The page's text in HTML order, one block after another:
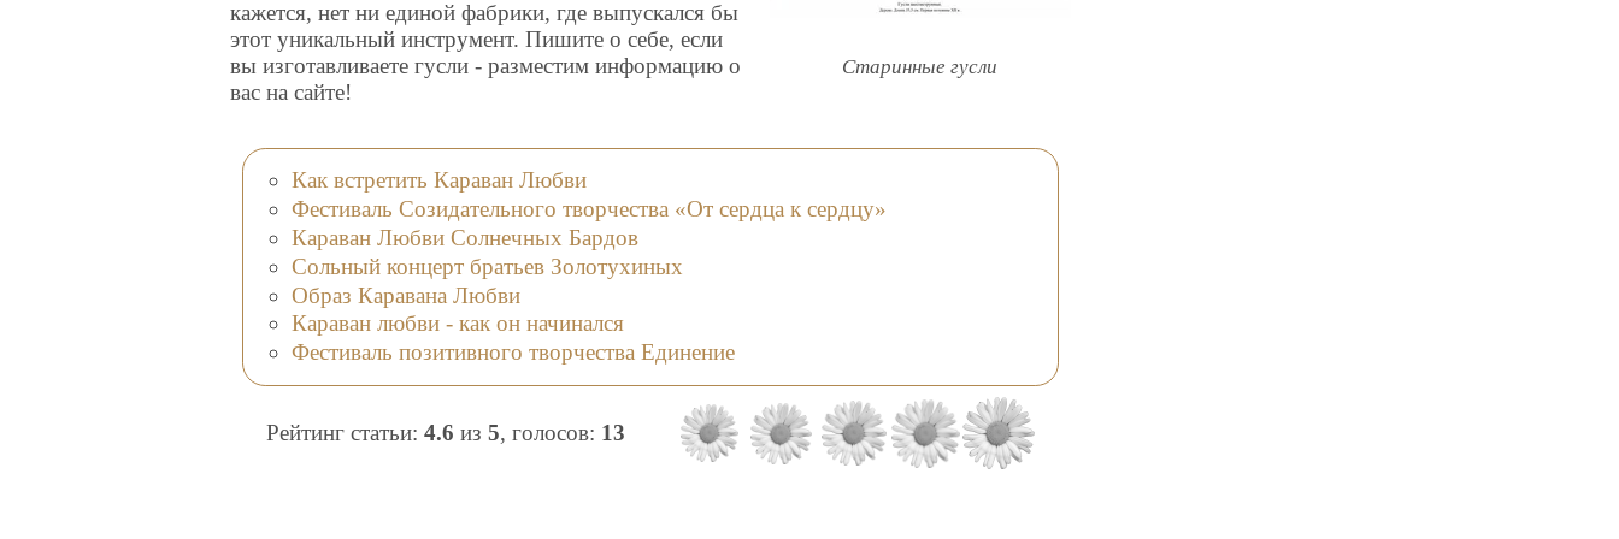
Старинные гусли
кажется, нет ни единой фабрики, где выпускался бы
этот уникальный инструмент. Пишите о себе, если
вы изготавливаете гусли - разместим информацию о
вас на сайте!
Как встретить Караван Любви
Фестиваль Созидательного творчества «От сердца к сердцу»
Караван Любви Солнечных Бардов
Cольный концерт братьев Золотухиных
Образ Каравана Любви
Караван любви - как он начинался
Фестиваль позитивного творчества Единение
Рейтинг статьи: 4.6 из 5, голосов: 13